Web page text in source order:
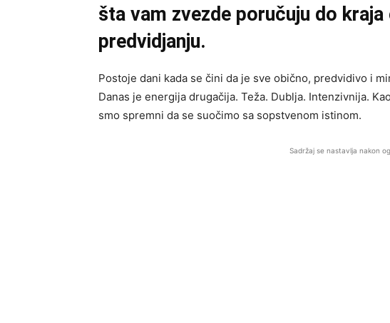
šta vam zvezde poručuju do
predvidjanju.
Postoje dani kada se čini da je sve obično, predvidivo i
Danas je energija drugačija. Teža. Dublja. Intenzivnija.
smo spremni da se suočimo sa sopstvenom istinom.
Sadržaj se nastavlja nakon